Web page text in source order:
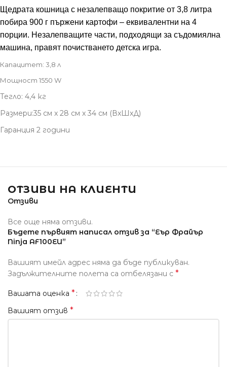
Щедрата кошница с незалепващо покритие от 3,8 литра
побира 900 г пържени картофи – еквивалентни на 4
порции. Незалепващите части, подходящи за съдомиялна
машина, правят почистването детска игра.
Капацитет: 3,8 л
Мощност 1550 W
Тегло: 4,4 кг
Размери:35 см x 28 см x 34 см (ВxШxД)
Гаранция 2 години
ОТЗИВИ НА КЛИЕНТИ
Отзиви
Все още няма отзиви.
Бъдете първият написал отзив за “Еър Фрайър
Ninja AF100EU”
Вашият имейл адрес няма да бъде публикуван.
Задължителните полета са отбелязани с *
Вашата оценка *
Вашият отзив *